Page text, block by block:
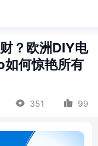
？欧洲DIY电
何惊艳所有
351 99